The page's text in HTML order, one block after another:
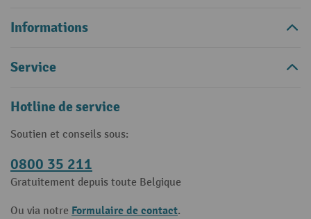
Informations
Service
Hotline de service
Soutien et conseils sous:
0800 35 211
Gratuitement depuis toute Belgique
Ou via notre Formulaire de contact.